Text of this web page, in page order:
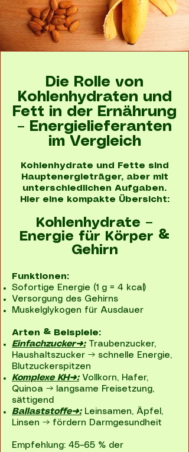
Die Rolle von
Kohlenhydraten und
Fett in der Ernährung
– Energielieferanten
im Vergleich
Kohlenhydrate und Fette sind
Hauptenergieträger, aber mit
unterschiedlichen Aufgaben.
Hier eine kompakte Übersicht:
Kohlenhydrate –
Energie für Körper &
Gehirn
Funktionen:
Sofortige Energie (1 g = 4 kcal)
Versorgung des Gehirns
Muskelglykogen für Ausdauer
Arten & Beispiele:
Einfachzucker➜:Traubenzucker,
Haushaltszucker → schnelle Energie,
Blutzuckerspitzen
Komplexe KH➜:Vollkorn, Hafer,
Quinoa → langsame Freisetzung,
sättigend
Ballaststoffe➜:Leinsamen, Äpfel,
Linsen → fördern Darmgesundheit
Empfehlung: 45–65 % der